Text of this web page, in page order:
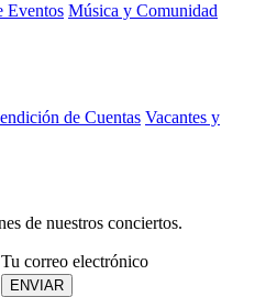
Eventos Música y Comunidad
de Cuentas Vacantes y
de nuestros conciertos.
Tu correo electrónico
ENVIAR